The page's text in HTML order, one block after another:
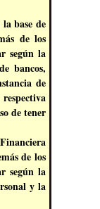
base de
de los
según la
bancos,
de
de tener
de los
según la
y la